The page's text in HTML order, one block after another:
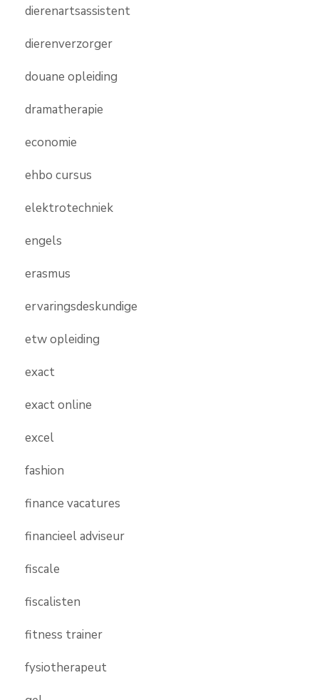
dierenartsassistent
dierenverzorger
douane opleiding
dramatherapie
economie
ehbo cursus
elektrotechniek
engels
erasmus
ervaringsdeskundige
etw opleiding
exact
exact online
excel
fashion
finance vacatures
financieel adviseur
fiscale
fiscalisten
fitness trainer
fysiotherapeut